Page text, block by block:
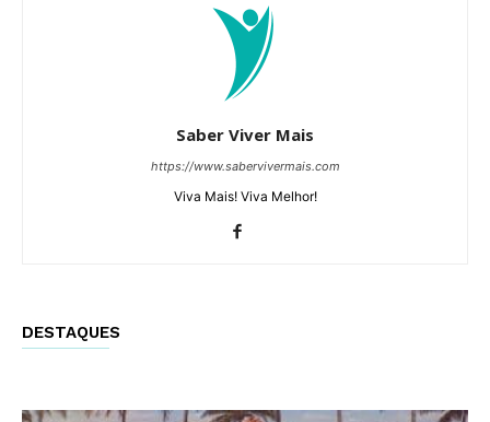
Saber Viver Mais
https://www.sabervivermais.com
Viva Mais! Viva Melhor!
DESTAQUES